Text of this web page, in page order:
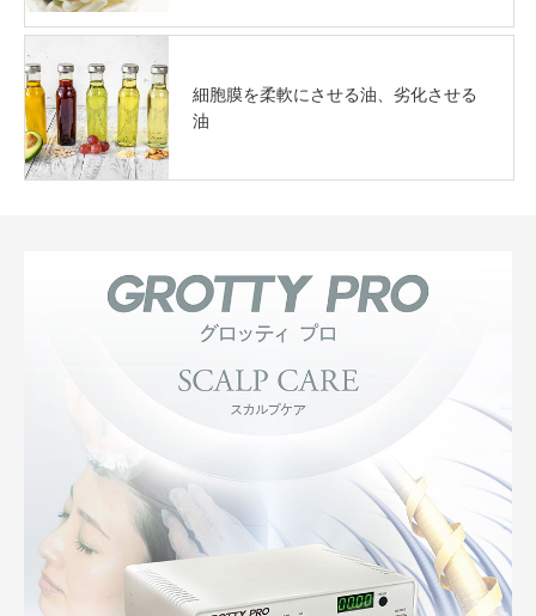
細胞膜を柔軟にさせる油、劣化させる
油